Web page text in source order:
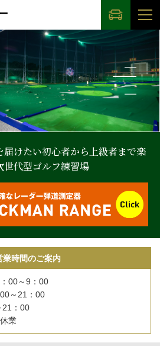
届けたい初心者から上級者まで楽
世代型ゴルフ練習場
業時間のご案内
：00～9：00
～21：00
21：00
業